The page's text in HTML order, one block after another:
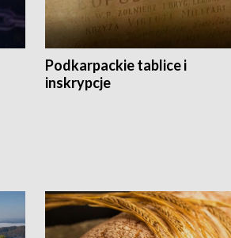
Podkarpackie tablice i
inskrypcje